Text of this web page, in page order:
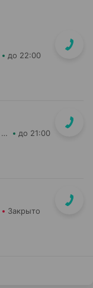
до 22:00
Могилевское РУП Фармация Центральная районная аптека №44 до 21:00
Закрыто